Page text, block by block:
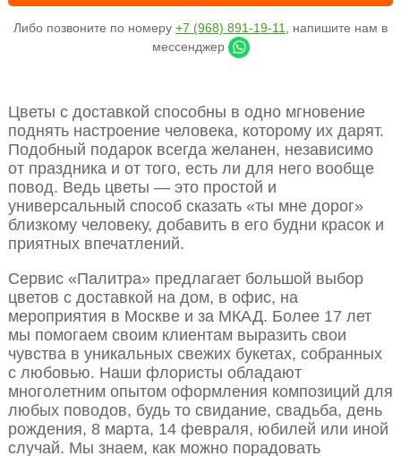
Либо позвоните по номеру +7 (968) 891-19-11
, напишите нам в
мессенджер
Цветы с доставкой способны в одно мгновение
поднять настроение человека, которому их дарят.
Подобный подарок всегда желанен, независимо
от праздника и от того, есть ли для него вообще
повод. Ведь цветы — это простой и
универсальный способ сказать «ты мне дорог»
близкому человеку, добавить в его будни красок и
приятных впечатлений.
Сервис «Палитра» предлагает большой выбор
цветов с доставкой на дом, в офис, на
мероприятия в Москве и за МКАД. Более 17 лет
мы помогаем своим клиентам выразить свои
чувства в уникальных свежих букетах, собранных
с любовью. Наши флористы обладают
многолетним опытом оформления композиций для
любых поводов, будь то свидание, свадьба, день
рождения, 8 марта, 14 февраля, юбилей или иной
случай. Мы знаем, как можно порадовать